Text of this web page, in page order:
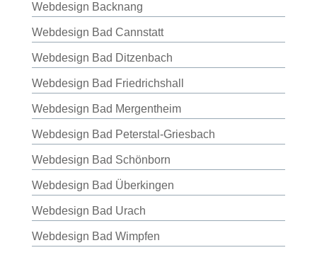
Webdesign Backnang
Webdesign Bad Cannstatt
Webdesign Bad Ditzenbach
Webdesign Bad Friedrichshall
Webdesign Bad Mergentheim
Webdesign Bad Peterstal-Griesbach
Webdesign Bad Schönborn
Webdesign Bad Überkingen
Webdesign Bad Urach
Webdesign Bad Wimpfen